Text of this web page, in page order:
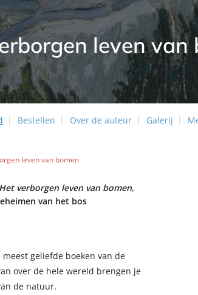
leven van
Bestellen Over de auteur Galerij
leven van bomen
Het verborgen leven van bomen,
van het bos
geliefde boeken van de
over de hele wereld brengen je
de natuur.